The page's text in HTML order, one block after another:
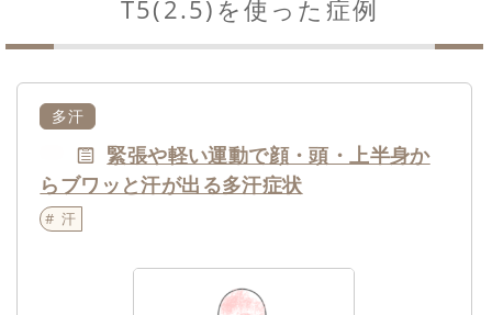
T5(2.5)を使った症例
多汗
緊張や軽い運動で顔・頭・上半身か
らブワッと汗が出る多汗症状
汗